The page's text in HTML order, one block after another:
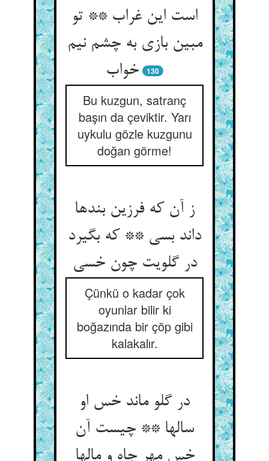
است این غراب ** تو
مبین بازی به چشم نیم
خواب‏
130
Bu kuzgun, satranç
başın da çeviktir. Yarı
uykulu gözle kuzgunu
doğan görme!
ز آن که فرزین بندها
داند بسی ** که بگیرد
در گلویت چون خسی‏
Çünkü o kadar çok
oyunlar bilir ki
boğazında bir çöp gibi
kalakalır.
در گلو ماند خس او
سالها ** چیست آن
خس مهر جاه و مالها